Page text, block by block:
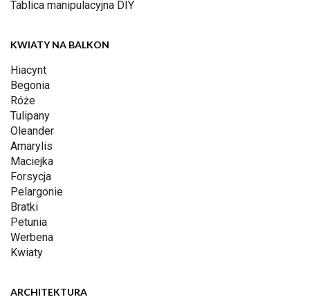
Tablica manipulacyjna DIY
KWIATY NA BALKON
Hiacynt
Begonia
Róże
Tulipany
Oleander
Amarylis
Maciejka
Forsycja
Pelargonie
Bratki
Petunia
Werbena
Kwiaty
ARCHITEKTURA